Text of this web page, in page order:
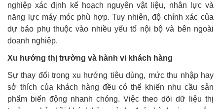
nghiệp xác định kế hoạch nguyên vật liệu, nhân lực và
năng lực máy móc phù hợp. Tuy nhiên, độ chính xác của
dự báo phụ thuộc vào nhiều yếu tố nội bộ và bên ngoài
doanh nghiệp.
Xu hướng thị trường và hành vi khách hàng
Sự thay đổi trong xu hướng tiêu dùng, mức thu nhập hay
sở thích của khách hàng đều có thể khiến nhu cầu sản
phẩm biến động nhanh chóng. Việc theo dõi dữ liệu thị